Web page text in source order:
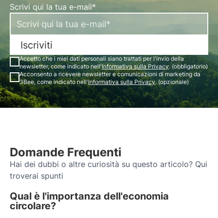
Scrivi qui la tua e-mail*
Iscriviti
Accetto che i miei dati personali siano trattati per l'invio della
newsletter, come indicato nell'Informativa sulla Privacy. (obbligatorio)
Acconsento a ricevere newsletter e comunicazioni di marketing da
3Bee, come indicato nell'Informativa sulla Privacy. (opzionale)
Domande Frequenti
Hai dei dubbi o altre curiosità su questo articolo? Qui
troverai spunti
Qual è l'importanza dell'economia
circolare?